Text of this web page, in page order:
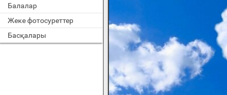
Балалар
Жеке фотосуреттер
Басқалары